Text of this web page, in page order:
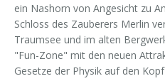
ein Nashorn von Angesicht zu
Schloss des Zauberers Merlin
Traumsee und im alten
"Fun-Zone" mit den neuen
Gesetze der Physik auf den